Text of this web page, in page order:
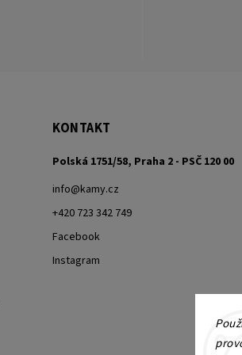
KONTAKT
Polská 1751/58, Praha 2 - PSČ 120 00
info@kamy.cz
+420 723 342 749
Facebook
Instagram